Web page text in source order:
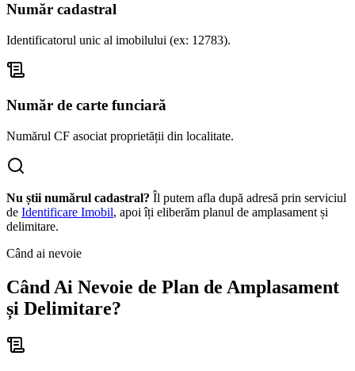
Număr cadastral
Identificatorul unic al imobilului (ex: 12783).
Număr de carte funciară
Numărul CF asociat proprietății din localitate.
Nu știi numărul cadastral? Îl putem afla după adresă prin serviciul
de Identificare Imobil, apoi îți eliberăm planul de amplasament și
delimitare.
Când ai nevoie
Când Ai Nevoie de Plan de Amplasament
și Delimitare?